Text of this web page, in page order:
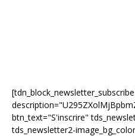
btn_text="S'inscrire"
tds_newsletter2-